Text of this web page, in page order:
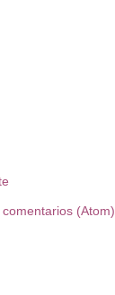
comentarios (Atom)